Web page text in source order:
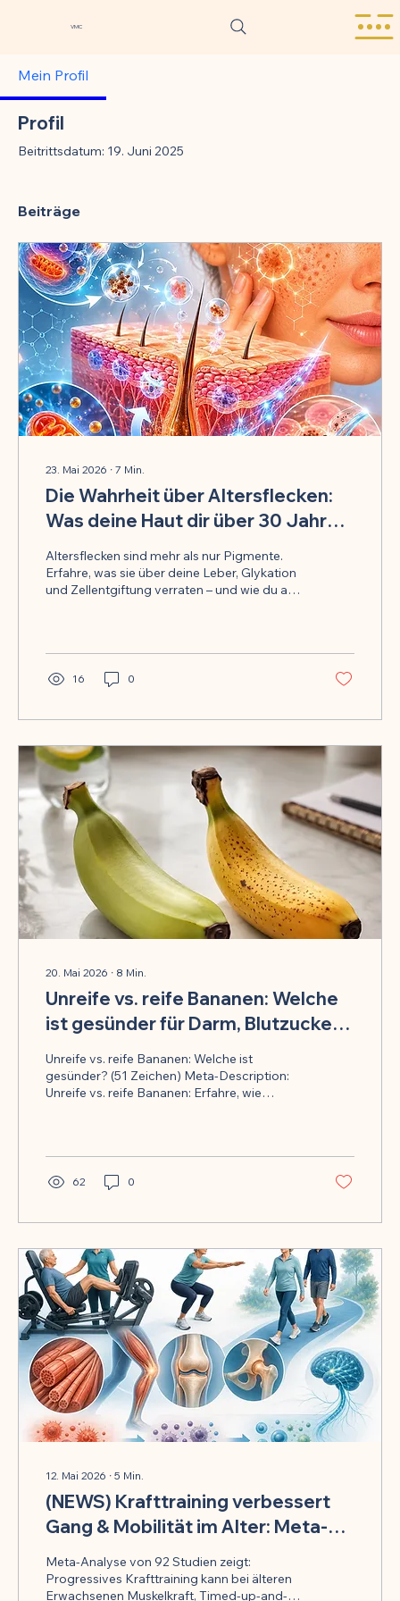
VMC
Mein Profil
Profil
Beitrittsdatum: 19. Juni 2025
Beiträge
23. Mai 2026 ∙ 7 Min.
Die Wahrheit über Altersflecken:
Was deine Haut dir über 30 Jahre
Altersflecken sind mehr als nur Pigmente.
Erfahre, was sie über deine Leber, Glykation
und Zellentgiftung verraten – und wie du an
16 0
20. Mai 2026 ∙ 8 Min.
Unreife vs. reife Bananen: Welche
ist gesünder für Darm, Blutzucker
Unreife vs. reife Bananen: Welche ist
gesünder? (51 Zeichen) Meta-Description:
Unreife vs. reife Bananen: Erfahre, wie
62 0
12. Mai 2026 ∙ 5 Min.
(NEWS) Krafttraining verbessert
Gang & Mobilität im Alter: Meta-
Meta-Analyse von 92 Studien zeigt:
Progressives Krafttraining kann bei älteren
Erwachsenen Muskelkraft, Timed-up-and-go